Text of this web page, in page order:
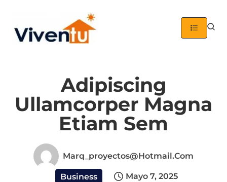
Adipiscing
Ullamcorper Magna
Etiam Sem
Marq_proyectos@hotmail.com
Business Mayo 7, 2025